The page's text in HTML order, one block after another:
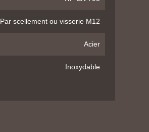
Par scellement ou visserie M12
Acier
Inoxydable